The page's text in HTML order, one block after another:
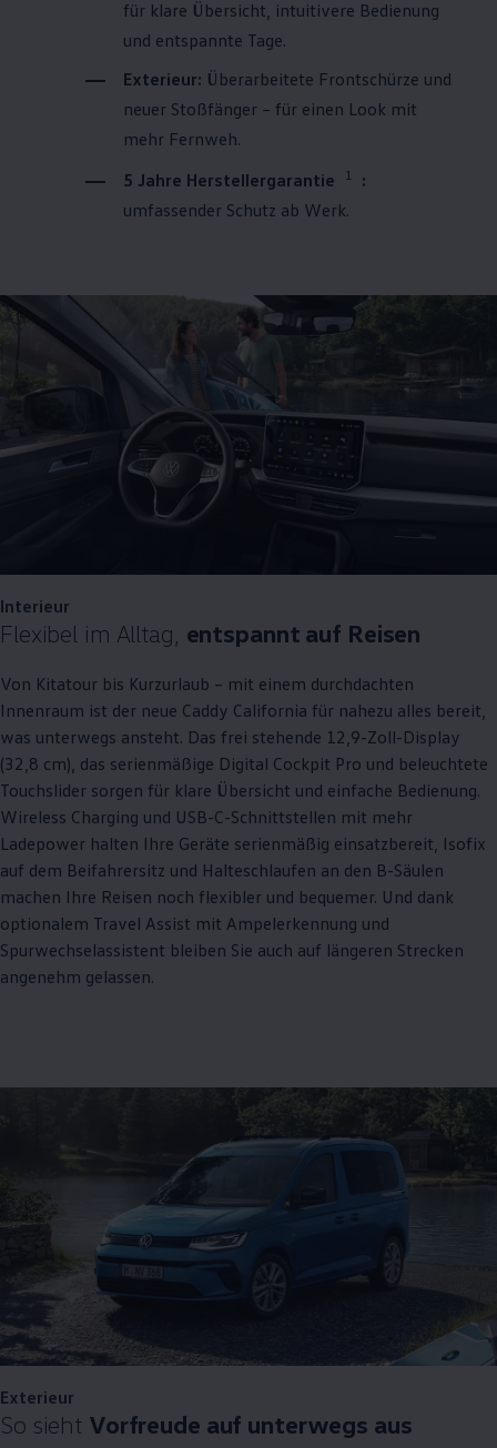
für klare Übersicht, intuitivere Bedienung
und entspannte Tage.
Exterieur: Überarbeitete Frontschürze und
neuer Stoßfänger – für einen Look mit
mehr Fernweh.
5 Jahre Herstellergarantie
1
:
umfassender Schutz ab Werk.
Interieur
Flexibel im Alltag, entspannt auf Reisen
Von Kitatour bis Kurzurlaub – mit einem durchdachten
Innenraum ist der neue Caddy California für nahezu alles bereit,
was unterwegs ansteht. Das frei stehende 12,9-Zoll-Display
(32,8 cm), das serienmäßige Digital Cockpit Pro und beleuchtete
Touchslider sorgen für klare Übersicht und einfache Bedienung.
Wireless Charging und USB-C-Schnittstellen mit mehr
Ladepower halten Ihre Geräte serienmäßig einsatzbereit, Isofix
auf dem Beifahrersitz und Halteschlaufen an den B-Säulen
machen Ihre Reisen noch flexibler und bequemer. Und dank
optionalem Travel Assist mit Ampelerkennung und
Spurwechselassistent bleiben Sie auch auf längeren Strecken
angenehm gelassen.
Exterieur
So sieht Vorfreude auf unterwegs aus